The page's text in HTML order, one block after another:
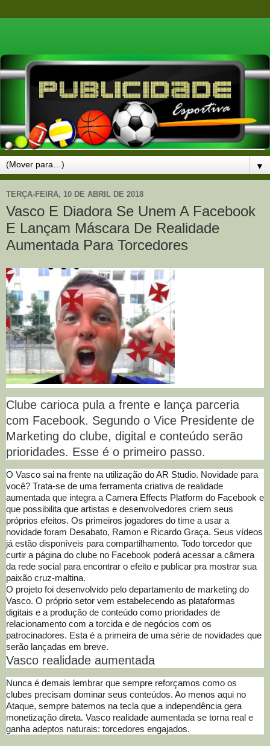
▼
TERÇA-FEIRA, 10 DE ABRIL DE 2018
Vasco E Diadora Se Unem A Facebook
E Lançam Máscara De Realidade
Aumentada Para Torcedores
Clube carioca pula a frente e lança parceria
com Facebook. Segundo o Vice Presidente de
Marketing do clube, digital e conteúdo serão
prioridades. Esse é o primeiro passo.
O Vasco sai na frente na utilização do AR Studio. Novidade para
você? Trata-se de uma ferramenta criativa de realidade
aumentada que integra a Camera Effects Platform do Facebook e
que possibilita que artistas e desenvolvedores criem seus
próprios efeitos. Os primeiros jogadores do time a usar a
novidade foram Desabato, Ramon e Ricardo Graça. Seus vídeos
já estão disponíveis para compartilhamento. Todo torcedor que
curtir a página do clube no Facebook poderá acessar a câmera
da rede social para encontrar o efeito e publicar pra mostrar sua
paixão cruz-maltina.
O projeto foi desenvolvido pelo departamento de marketing do
Vasco. O próprio setor vem estabelecendo as plataformas
digitais e a produção de conteúdo como prioridades de
relacionamento com a torcida e de negócios com os
patrocinadores. Esta é a primeira de uma série de novidades que
serão lançadas em breve.
Vasco realidade aumentada
Nunca é demais lembrar que sempre reforçamos como os
clubes precisam dominar seus conteúdos. Ao menos aqui no
Ataque, sempre batemos na tecla que a independência gera
monetização direta. Vasco realidade aumentada se torna real e
ganha adeptos naturais: torcedores engajados.